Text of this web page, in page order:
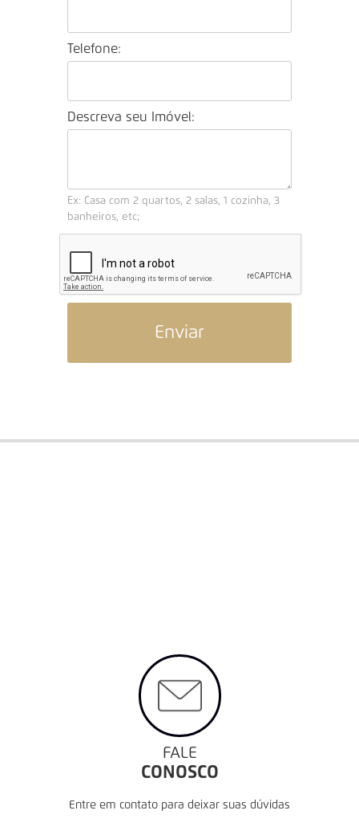
Telefone:
Descreva seu Imóvel:
Ex: Casa com 2 quartos, 2 salas, 1 cozinha, 3
banheiros, etc;
FALE
CONOSCO
Entre em contato para deixar suas dúvidas